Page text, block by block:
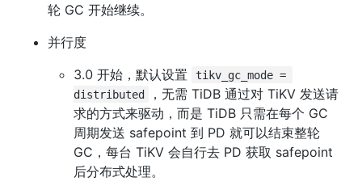
轮 GC 开始继续。
并行度
3.0 开始，默认设置
tikv_gc_mode =
distributed
，无需 TiDB 通过对 TiKV 发送请
求的方式来驱动，而是 TiDB 只需在每个 GC
周期发送 safepoint 到 PD 就可以结束整轮
GC，每台 TiKV 会自行去 PD 获取 safepoint
后分布式处理。